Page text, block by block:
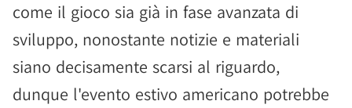
come il gioco sia già in fase avanzata di
sviluppo, nonostante notizie e materiali
siano decisamente scarsi al riguardo,
dunque l'evento estivo americano potrebbe